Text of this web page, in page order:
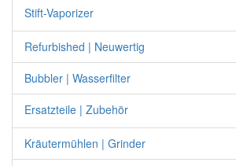
Stift-Vaporizer
Refurbished | Neuwertig
Bubbler | Wasserfilter
Ersatzteile | Zubehör
Kräutermühlen | Grinder